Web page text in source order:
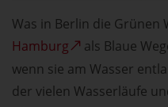
Was in Berlin die Grünen
Hamburg
als Blaue
wenn sie am Wasser
der vielen Wasserläufe